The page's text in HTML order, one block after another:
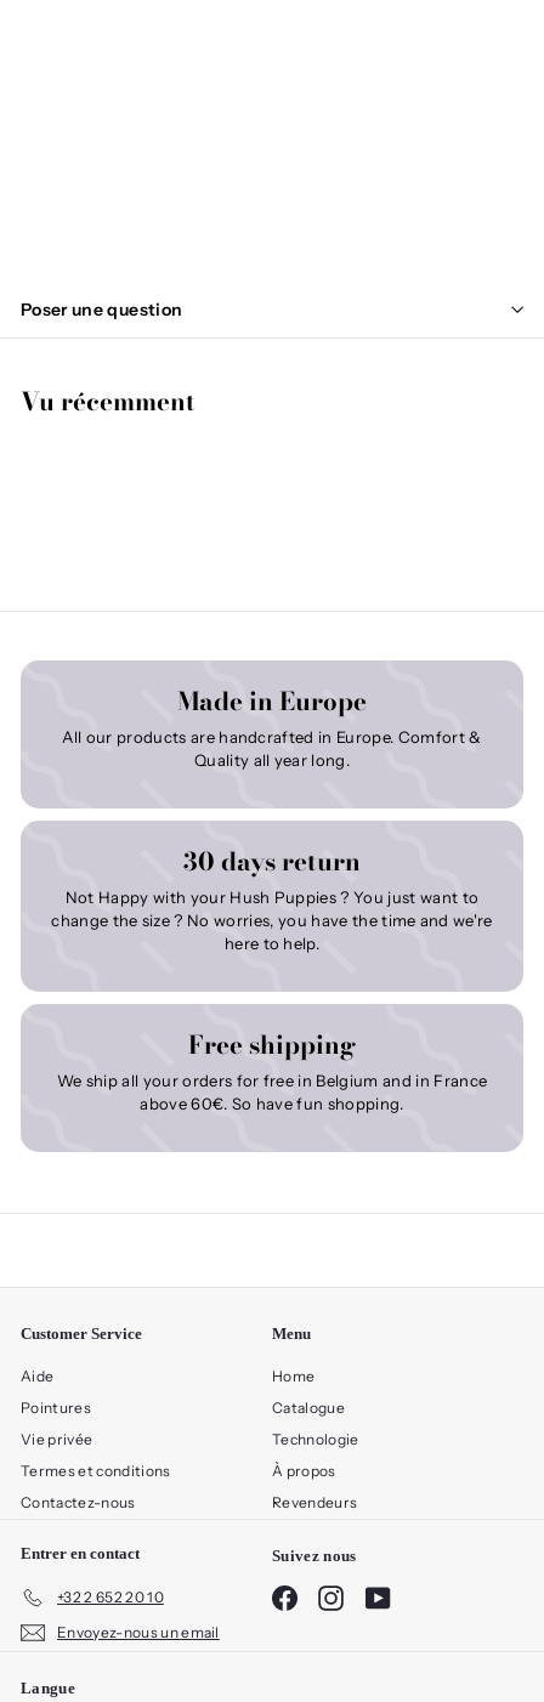
9
5
Poser une question
Vu récemment
Made in Europe
All our products are handcrafted in Europe. Comfort &
Quality all year long.
30 days return
Not Happy with your Hush Puppies ? You just want to
change the size ? No worries, you have the time and we're
here to help.
Free shipping
We ship all your orders for free in Belgium and in France
above 60€. So have fun shopping.
Customer Service
Aide
Pointures
Vie privée
Termes et conditions
Contactez-nous
Menu
Home
Catalogue
Technologie
À propos
Revendeurs
Entrer en contact
+32 2 652 20 10
Envoyez-nous un email
Suivez nous
FacebookInstagramYouTube
Langue